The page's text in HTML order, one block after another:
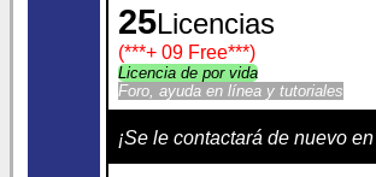
25Licencias
(***+ 09 Free***)
Licencia de por vida
Foro, ayuda en línea y tutoriales
¡Se le contactará de nuevo